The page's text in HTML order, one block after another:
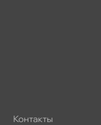
Контакты